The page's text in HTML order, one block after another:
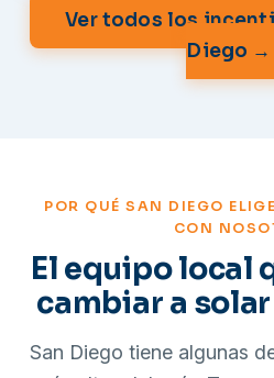
Ver todos los
Diego →
POR QUÉ SAN DIEGO
CON
El equipo local
cambiar a
San Diego tiene algunas